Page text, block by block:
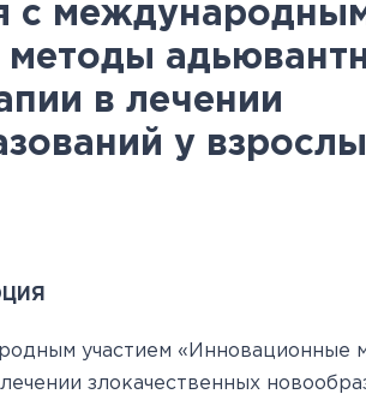
Антитеррористическая
безопасность
Юбилей 100 лет ФГБУ
"РНЦРР" Минздрава
и священнослужителями
Часто задаваемые
Протоколы заседаний
аккредитационной
подкомиссии
ЕСЛИ НЕ СДАЛ ЭТАП
с
в лечении
у
участием «Инновационные
злокачественных